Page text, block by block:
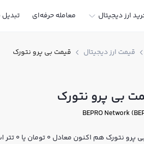
ارز دیجیتال معامله حرفه‌ای
قیمت ارز دیجیتال قیمت بی پرو نتورک
بی پرو نتورک
BEPRO Network